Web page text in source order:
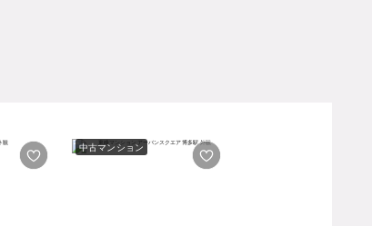
中古マンション